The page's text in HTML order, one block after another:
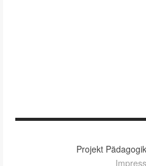
Projekt